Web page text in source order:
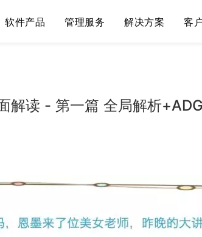
软件产品 管理服务 解决方案 客
解读 - 第一篇 全局解析